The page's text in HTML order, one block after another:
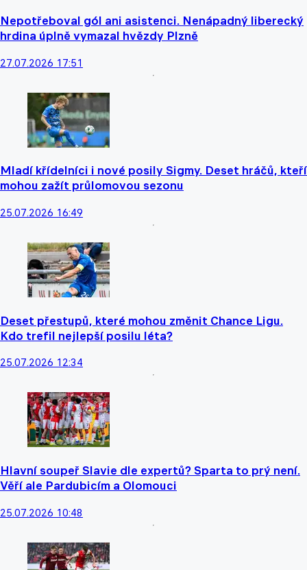
Nepotřeboval gól ani asistenci. Nenápadný liberecký
hrdina úplně vymazal hvězdy Plzně
27.07.2026 17:51
Mladí křídelníci i nové posily Sigmy. Deset hráčů, kteří
mohou zažít průlomovou sezonu
25.07.2026 16:49
Deset přestupů, které mohou změnit Chance Ligu.
Kdo trefil nejlepší posilu léta?
25.07.2026 12:34
Hlavní soupeř Slavie dle expertů? Sparta to prý není.
Věří ale Pardubicím a Olomouci
25.07.2026 10:48